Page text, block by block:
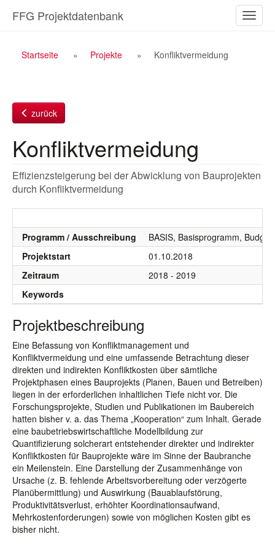
Inhalt
ein-/
FFG Projektdatenbank
Breadcrumb
Startseite Projekte Konfliktvermeidung
zurück
Konfliktvermeidung
Effizienzsteigerung bei der Abwicklung von Bauprojekten
durch Konfliktvermeidung
Programm / Ausschreibung
BASIS, Basisprogramm,
Projektstart
01.10.2018
Zeitraum
2018 - 2019
Keywords
Projektbeschreibung
Eine Befassung von Konfliktmanagement und
Konfliktvermeidung und eine umfassende Betrachtung dieser
direkten und indirekten Konfliktkosten über sämtliche
Projektphasen eines Bauprojekts (Planen, Bauen und Betreiben)
liegen in der erforderlichen inhaltlichen Tiefe nicht vor. Die
Forschungsprojekte, Studien und Publikationen im Baubereich
hatten bisher v. a. das Thema „Kooperation“ zum Inhalt. Gerade
eine baubetriebswirtschaftliche Modellbildung zur
Quantifizierung solcherart entstehender direkter und indirekter
Konfliktkosten für Bauprojekte wäre im Sinne der Baubranche
ein Meilenstein. Eine Darstellung der Zusammenhänge von
Ursache (z. B. fehlende Arbeitsvorbereitung oder verzögerte
Planübermittlung) und Auswirkung (Bauablaufstörung,
Produktivitätsverlust, erhöhter Koordinationsaufwand,
Mehrkostenforderungen) sowie von möglichen Kosten gibt es
bisher nicht.